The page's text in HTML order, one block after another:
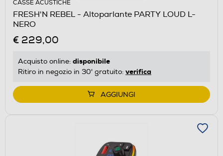
CASSE ACUSTICHE
FRESH'N REBEL - Altoparlante PARTY LOUD L-
NERO
€ 229,00
Acquisto online: disponibile
Ritiro in negozio in 30' gratuito: verifica
AGGIUNGI